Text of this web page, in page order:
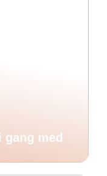
med